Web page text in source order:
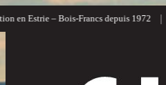
en Estrie – Bois-Francs depuis 1972 |